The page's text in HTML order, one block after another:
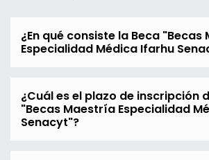
¿En qué consiste la Beca
Especialidad Médica Ifarhu
¿Cuál es el plazo de inscripción
"Becas Maestría Especialidad
Senacyt"?